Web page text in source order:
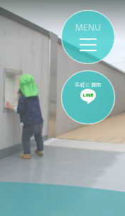
気軽に質問